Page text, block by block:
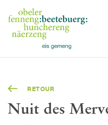
RETOUR
Nuit des